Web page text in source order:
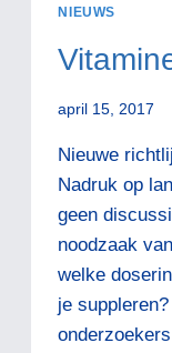
NIEUWS
april 15, 2017
Nieuwe
Nadruk op
geen
noodzaak
welke
je